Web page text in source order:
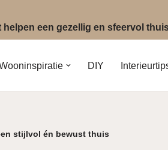
een gezellig en sfeervol
DIY
stijlvol én bewust thuis